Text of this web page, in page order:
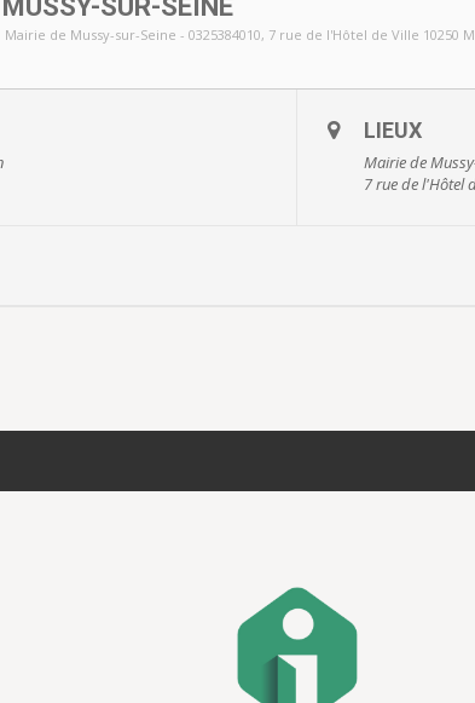
SUR-SEINE
Mairie de Mussy-sur-Seine - 0325384010, 7 rue de l'Hôtel de Ville 10250
LIEUX
Mairie de
7 rue de l'Hôtel